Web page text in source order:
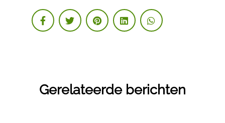
Gerelateerde berichten